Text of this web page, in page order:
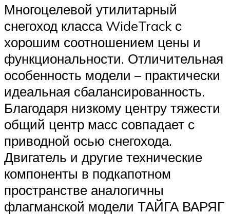
Многоцелевой утилитарный
снегоход класса WideTrack с
хорошим соотношением цены и
функциональности. Отличительная
особенность модели – практически
идеальная сбалансированность.
Благодаря низкому центру тяжести
общий центр масс совпадает с
приводной осью снегохода.
Двигатель и другие технические
компоненты в подкапотном
пространстве аналогичны
флагманской модели ТАЙГА ВАРЯГ